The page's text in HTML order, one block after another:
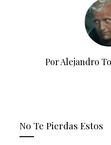
Por Alejandro
No Te Pierdas Estos